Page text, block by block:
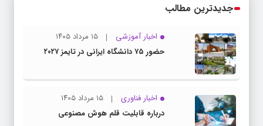
جدیدترین مطالب
اخبار آموزشی
۱۵ مرداد ۱۴۰۵
حضور ۷۵ دانشگاه ایرانی در تایمز ۲۰۲۷
اخبار فناوری
۱۵ مرداد ۱۴۰۵
درباره قابلیت قلم هوش مصنوعی